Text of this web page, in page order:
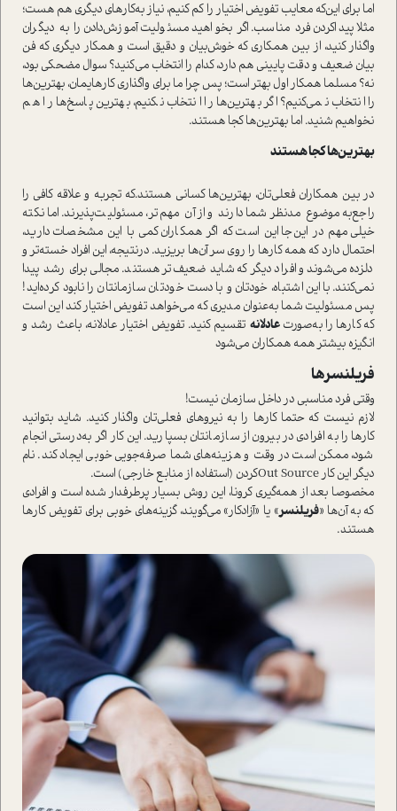
اما برای این‌که معایب تفویض اختیار را کم کنیم، نیاز به‌کارهای د‌یگری هم هست؛
مثلا پیدا‌کردن فرد مناسب. اگر بخواهید مسئولیت آموزش‌دادن را به دیگران
واگذار کنید، از بین همکاری که خوش‌بیان و دقیق ا‌ست و همکار د‌یگری که فن
بیان ضعیف و دقت پایینی هم دارد، کدام را انتخاب می‌کنید؟ سوال مضحکی بود،
نه؟ مسلما همکار اول بهتر ا‌ست؛ پس چرا ما برای واگذاری کارهایمان، بهترین‌ها
را انتخاب نمی‌کنیم؟ اگر بهترین‌ها را انتخاب نکنیم، بهترین پاسخ‌ها را هم
نخواهیم شنید. اما بهترین‌ها کجا هستند‌.
بهترین‌ها کجا هستند‌
در بین همکاران فعلی‌تان، بهترین‌ها کسانی هستند‌.که تجربه و علاقه کافی را
راجع‌به موضوع مد‌نظر شما دارند و از آن مهم‌تر، مسئولیت‌پذیرند. اما نکته
خیلی مهم در این‌جا این ا‌ست که اگر همکاران کمی با این مشخصات دارید،
احتمال دارد که همه کارها را روی سر آن‌ها بریزید. در‌نتیجه، این افراد خسته‌تر و
دلزده می‌شوند و افراد دیگر که شاید ضعیف‌تر هستند‌. مجالی برای رشد پیدا
نمی‌کنند. با این اشتباه، خودتان و با دست خودتان سازمانتان را نابود کرده‌اید!
پس مسئولیت شما به‌عنوان مدیری که می‌خواهد تفویض اختیار کند این ا‌ست
که کارها را به‌صورتعادلانه تقسیم کنید. تفویض اختیار عادلانه، باعث رشد و
انگیزه بیشتر همه همکاران می‌شود
فریلنسرها
وقتی فرد مناسبی در داخل سازمان نیست!
لازم نیست که حتما کارها را به نیروهای فعلی‌تان واگذار کنید. شاید بتوانید
کارها را به افرادی در بیرون از سازمانتان بسپارید. این کار اگر به‌درستی انجام
شود، ممکن ا‌ست در وقت و هزینه‌های شما صرفه‌جویی خوبی ایجاد کند. نام
دیگر این کار Out Source‌‌کردن (ا‌ستفاده از منابع خارجی) ا‌ست.
مخصوصا بعد از همه‌گیری کرونا، این روش بسیار پرطرفدار شده ا‌ست و افرادی
که به آن‌ها «فریلنسر» یا «آزادکار» می‌گویند، گزینه‌های خوبی برای تفویض کارها
هستند‌.